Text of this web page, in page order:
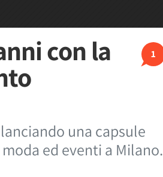
1
con la
una capsule
ed eventi a Milano.